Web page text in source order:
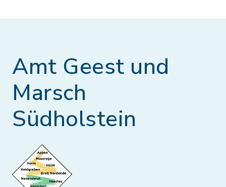
Amt Geest und
Marsch
Südholstein